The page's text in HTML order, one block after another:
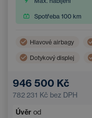
Spotřeba 100 km
Hlavové airbagy
Dotykový displej
Systém rozpoznávání
946 500 Kč
782 231 Kč bez DPH
Úvěr od